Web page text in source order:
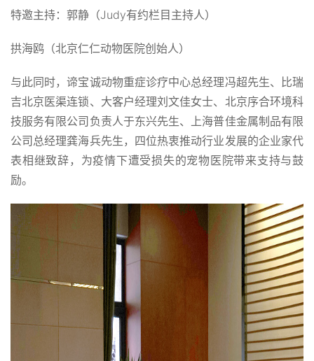
特邀主持：郭静（Judy有约栏目主持人）
拱海鸥（北京仁仁动物医院创始人）
与此同时，谛宝诚动物重症诊疗中心总经理冯超先生、比瑞
吉北京医渠连锁、大客户经理刘文佳女士、北京序合环境科
技服务有限公司负责人于东兴先生、上海普佳金属制品有限
公司总经理龚海兵先生，四位热衷推动行业发展的企业家代
表相继致辞，为疫情下遭受损失的宠物医院带来支持与鼓
励。